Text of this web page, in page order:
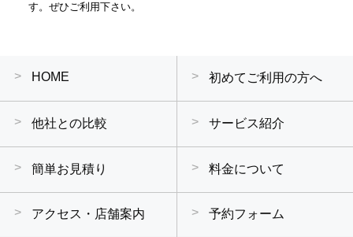
す。ぜひご利用下さい。
HOME 初めてご利用の方へ
他社との比較 サービス紹介
簡単お見積り 料金について
アクセス・店舗案内 予約フォーム